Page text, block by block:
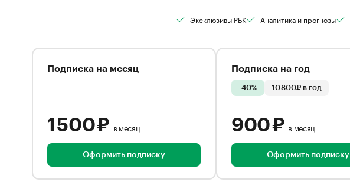
Эксклюзивы РБК Аналитика и прогнозы
Подписка на месяц
1 500 ₽ в месяц
Оформить подписку
Подписка на год
-40% 10 800₽ в год
900 ₽ в месяц
Оформить подписку